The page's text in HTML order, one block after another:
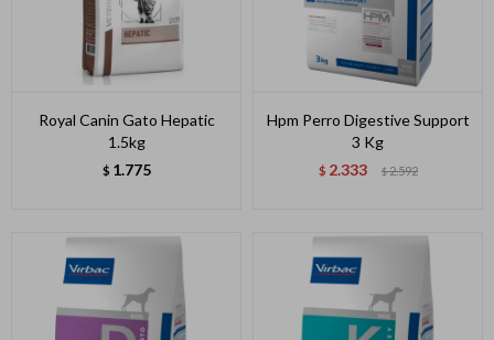
Royal Canin Gato Hepatic
1.5kg
$ 1.775
Hpm Perro Digestive Support
3 Kg
$ 2.333 $2.592